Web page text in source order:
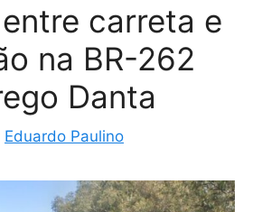
carreta e
na BR-262
Danta
Eduardo Paulino